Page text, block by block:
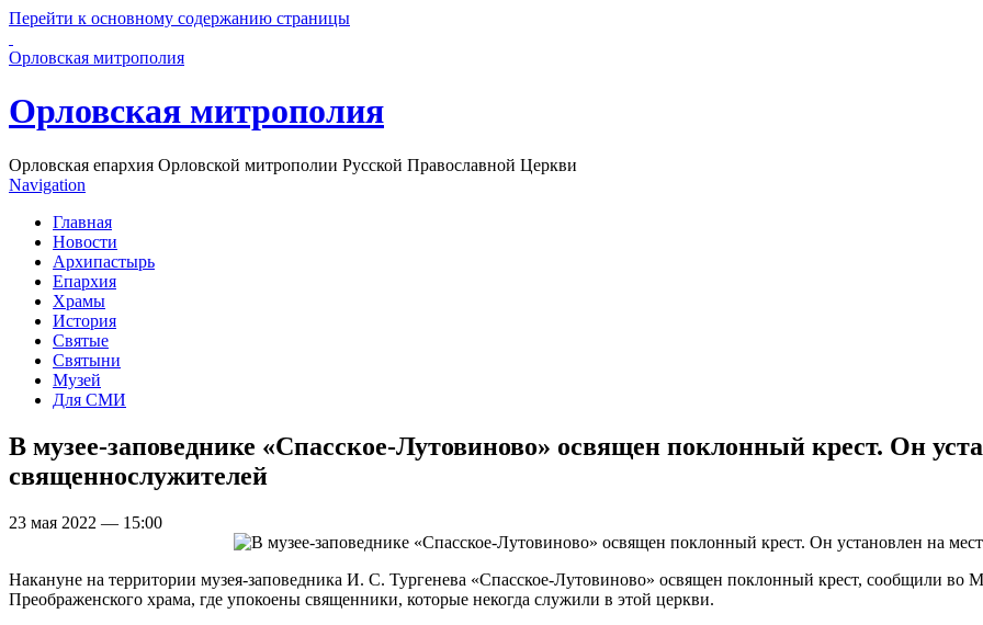
Перейти к основному содержанию страницы
Орловская митрополия
Орловская митрополия
Орловская епархия Орловской митрополии Русской Православной Церкви
Navigation
Главная
Новости
Архипастырь
Епархия
Храмы
История
Святые
Святыни
Музей
Для СМИ
В музее-заповеднике «Спасское-Лутовиново» освящен поклонный крест. Он
священнослужителей
23 мая 2022 — 15:00
Накануне на территории музея-заповедника И. С. Тургенева «Спасское-Лутовиново» освящен поклонный крест, сообщили во
Преображенского храма, где упокоены священники, которые некогда служили в этой церкви.